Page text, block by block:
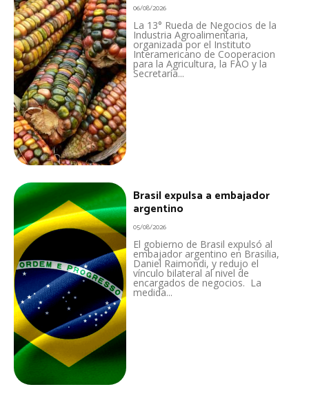
06/08/2026
La 13° Rueda de Negocios de la
Industria Agroalimentaria,
organizada por el Instituto
Interamericano de Cooperacion
para la Agricultura, la FAO y la
Secretaría...
Brasil expulsa a embajador
argentino
05/08/2026
El gobierno de Brasil expulsó al
embajador argentino en Brasilia,
Daniel Raimondi, y redujo el
vínculo bilateral al nivel de
encargados de negocios. La
medida...